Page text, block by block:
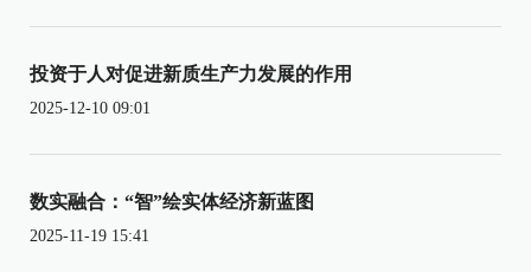
投资于人对促进新质生产力发展的作用
2025-12-10 09:01
数实融合：“智”绘实体经济新蓝图
2025-11-19 15:41